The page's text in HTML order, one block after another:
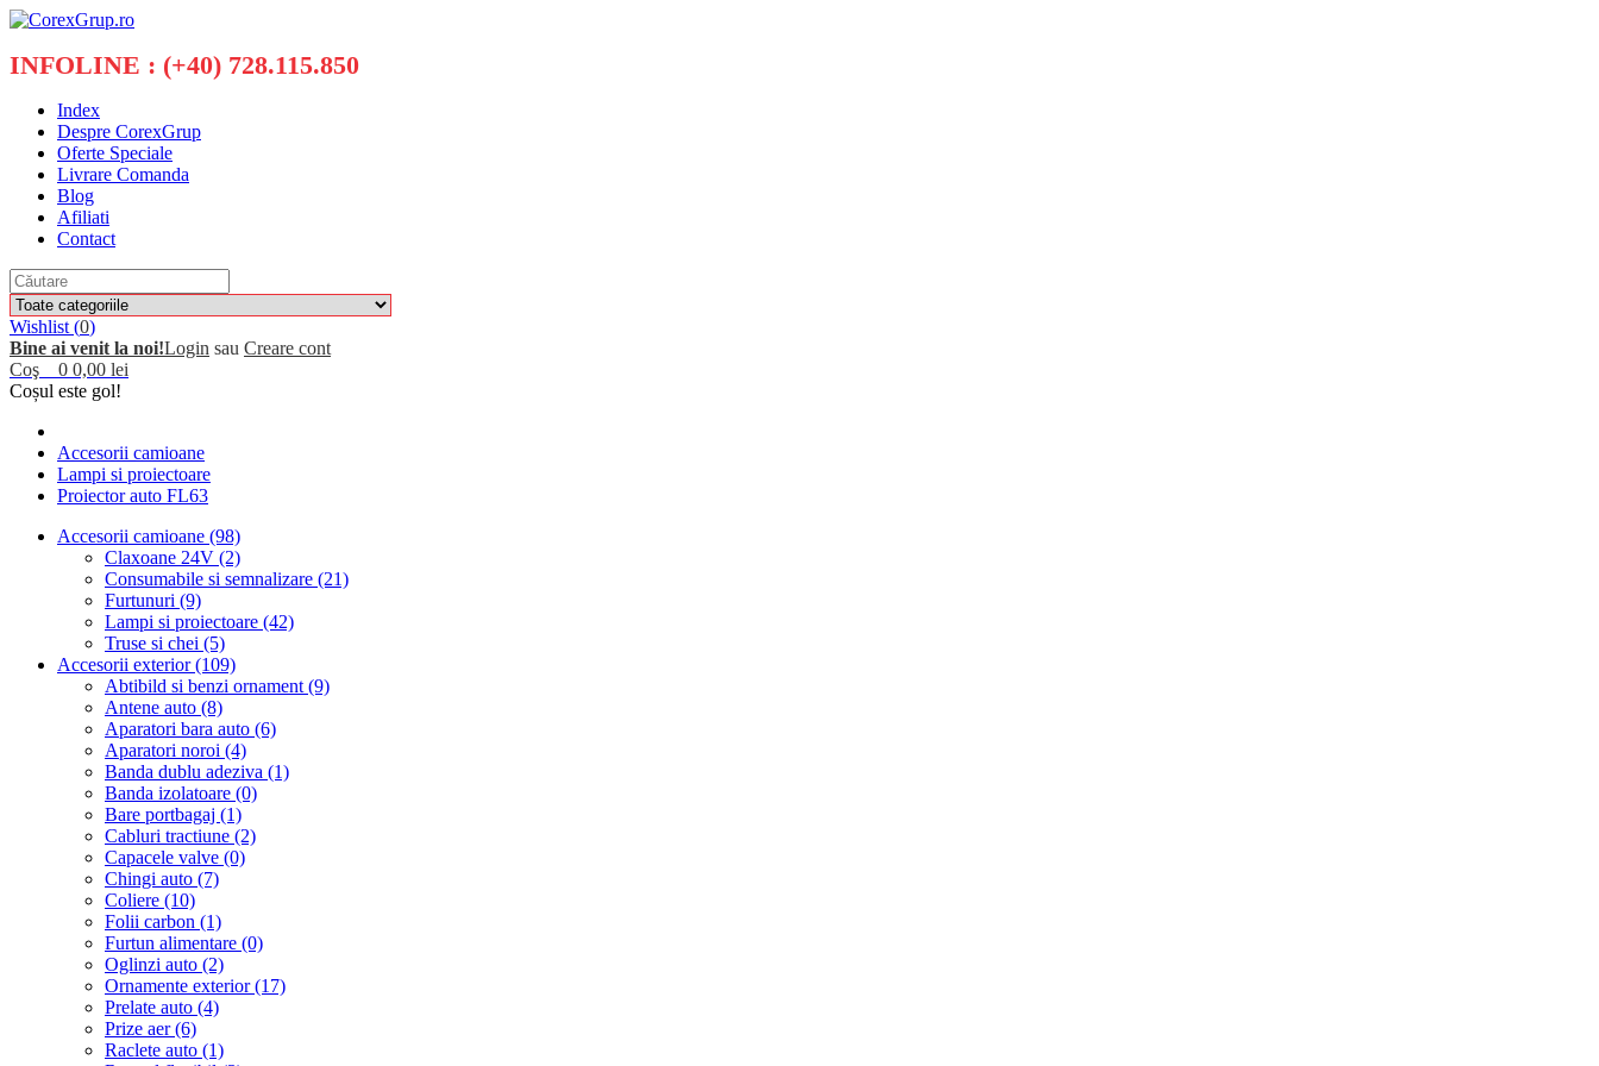
INFOLINE : (+40) 728.115.850
Index
Despre CorexGrup
Oferte Speciale
Livrare Comanda
Blog
Afiliati
Contact
Wishlist (0)
Bine ai venit la noi!Login sau Creare cont
Coş
0 0,00 lei
Coșul este gol!
Accesorii camioane
Lampi si proiectoare
Proiector auto FL63
Accesorii camioane (98)
Claxoane 24V (2)
Consumabile si semnalizare (21)
Furtunuri (9)
Lampi si proiectoare (42)
Truse si chei (5)
Accesorii exterior (109)
Abtibild si benzi ornament (9)
Antene auto (8)
Aparatori bara auto (6)
Aparatori noroi (4)
Banda dublu adeziva (1)
Banda izolatoare (0)
Bare portbagaj (1)
Cabluri tractiune (2)
Capacele valve (0)
Chingi auto (7)
Coliere (10)
Folii carbon (1)
Furtun alimentare (0)
Oglinzi auto (2)
Ornamente exterior (17)
Prelate auto (4)
Prize aer (6)
Raclete auto (1)